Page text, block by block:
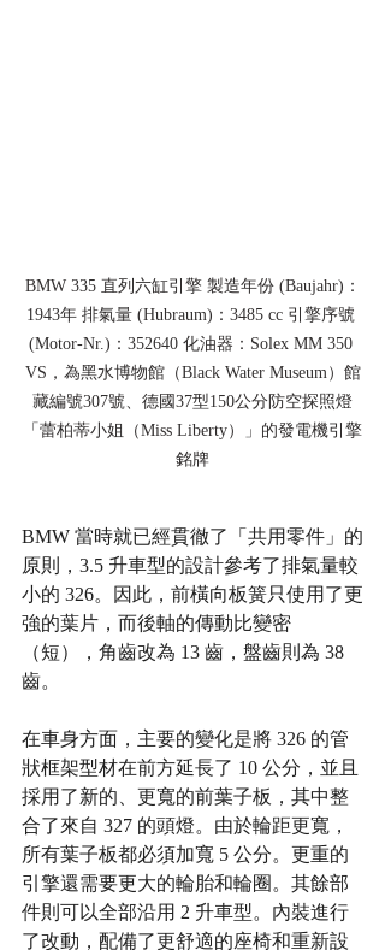
BMW 335 直列六缸引擎 製造年份 (Baujahr)：
1943年 排氣量 (Hubraum)：3485 cc 引擎序號
(Motor-Nr.)：352640 化油器：Solex MM 350
VS，為黑水博物館（Black Water Museum）館
藏編號307號、德國37型150公分防空探照燈
「蕾柏蒂小姐（Miss Liberty）」的發電機引擎
銘牌
BMW 當時就已經貫徹了「共用零件」的
原則，3.5 升車型的設計參考了排氣量較
小的 326。因此，前橫向板簧只使用了更
強的葉片，而後軸的傳動比變密
（短），角齒改為 13 齒，盤齒則為 38
齒。
在車身方面，主要的變化是將 326 的管
狀框架型材在前方延長了 10 公分，並且
採用了新的、更寬的前葉子板，其中整
合了來自 327 的頭燈。由於輪距更寬，
所有葉子板都必須加寬 5 公分。更重的
引擎還需要更大的輪胎和輪圈。其餘部
件則可以全部沿用 2 升車型。內裝進行
了改動，配備了更舒適的座椅和重新設